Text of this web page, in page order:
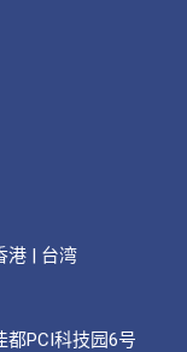
港 | 台湾
PCI科技园6号